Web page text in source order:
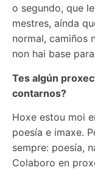
o segundo, que
mestres, aínda
normal, camiños
non hai base
Tes algún
contarnos?
Hoxe estou moi
poesía e imaxe.
sempre: poesía,
Colaboro en